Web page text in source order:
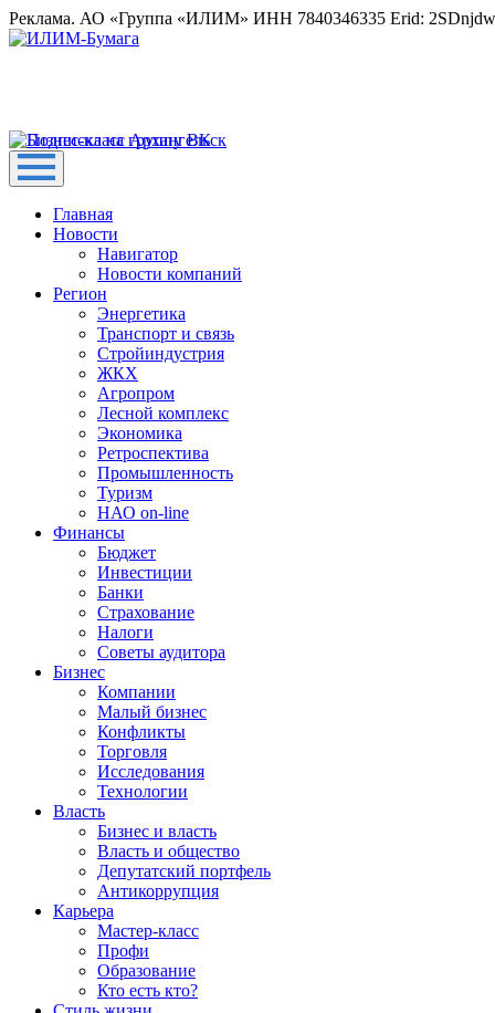
Реклама. АО «Группа «ИЛИМ» ИНН 7840346335 Erid:
Главная
Новости
Навигатор
Новости компаний
Регион
Энергетика
Транспорт и связь
Стройиндустрия
ЖКХ
Агропром
Лесной комплекс
Экономика
Ретроспектива
Промышленность
Туризм
НАО on-line
Финансы
Бюджет
Инвестиции
Банки
Страхование
Налоги
Советы аудитора
Бизнес
Компании
Малый бизнес
Конфликты
Торговля
Исследования
Технологии
Власть
Бизнес и власть
Власть и общество
Депутатский портфель
Антикоррупция
Карьера
Мастер-класс
Профи
Образование
Кто есть кто?